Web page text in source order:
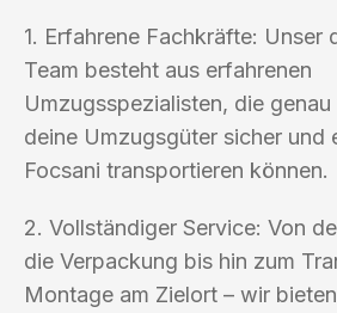
1. Erfahrene Fachkräfte: Unser
Team besteht aus erfahrenen
Umzugsspezialisten, die
deine Umzugsgüter sicher und
Focsani transportieren können.
2. Vollständiger Service: Von
die Verpackung bis hin zum
Montage am Zielort – wir